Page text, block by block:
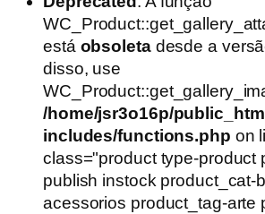
original
era:
R$49,90.
atual
é:
está obsoletadesde a
disso, use
/home/jsr3o16p/
includes/functions.php on
class="product type-product
publish instock product_cat-
acessorios product_tag-arte